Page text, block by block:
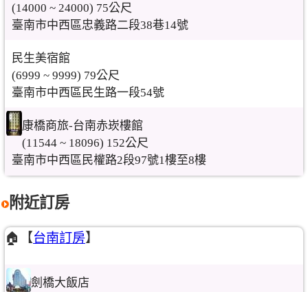
(14000 ~ 24000) 75公尺
臺南市中西區忠義路二段38巷14號
民生美宿館
(6999 ~ 9999) 79公尺
臺南市中西區民生路一段54號
康橋商旅-台南赤崁樓館
(11544 ~ 18096) 152公尺
臺南市中西區民權路2段97號1樓至8樓
附近訂房
🏠【台南訂房】
劍橋大飯店